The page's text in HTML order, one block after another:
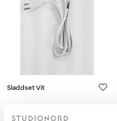
Sladdset Vit
70 kr